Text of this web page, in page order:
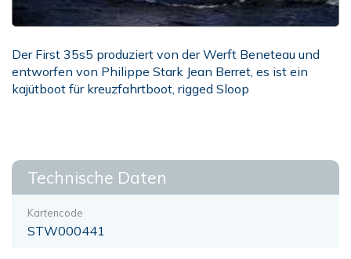
Der First 35s5 produziert von der Werft Beneteau und
entworfen von Philippe Stark Jean Berret, es ist ein
kajütboot für kreuzfahrtboot, rigged Sloop
Technische Daten
Kartencode
STW000441